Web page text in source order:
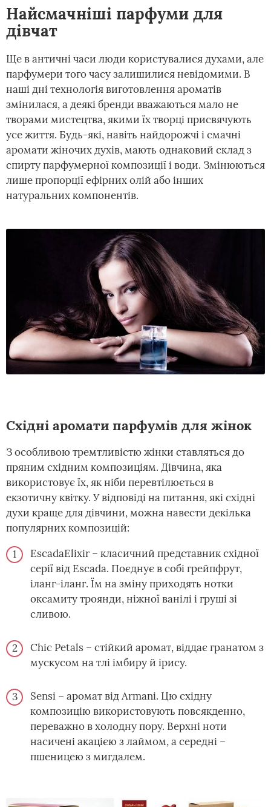
Найсмачніші парфуми для
дівчат
Ще в античні часи люди користувалися духами, але
парфумери того часу залишилися невідомими. В
наші дні технологія виготовлення ароматів
змінилася, а деякі бренди вважаються мало не
творами мистецтва, якими їх творці присвячують
усе життя. Будь-які, навіть найдорожчі і смачні
аромати жіночих духів, мають однаковий склад з
спирту парфумерної композиції і води. Змінюються
лише пропорції ефірних олій або інших
натуральних компонентів.
Східні аромати парфумів для жінок
З особливою тремтливістю жінки ставляться до
пряним східним композиціям. Дівчина, яка
використовує їх, як ніби перевтілюється в
екзотичну квітку. У відповіді на питання, які східні
духи краще для дівчини, можна навести декілька
популярних композицій:
EscadaElixir – класичний представник східної
серії від Escada. Поєднує в собі грейпфрут,
іланг-іланг. Їм на зміну приходять нотки
оксамиту троянди, ніжної ванілі і груші зі
сливою.
Chic Petals – стійкий аромат, віддає гранатом з
мускусом на тлі імбиру й ірису.
Sensi – аромат від Armani. Цю східну
композицію використовують повсякденно,
переважно в холодну пору. Верхні ноти
насичені акацією з лаймом, а середні –
пшеницею з мигдалем.